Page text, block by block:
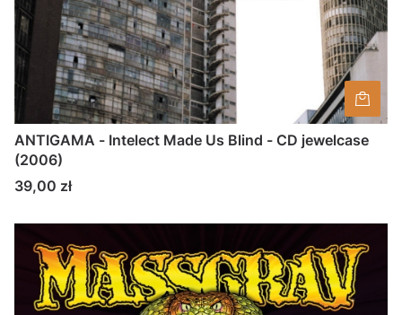
ANTIGAMA - Intelect Made Us Blind - CD jewelcase
(2006)
Cena
39,00 zł